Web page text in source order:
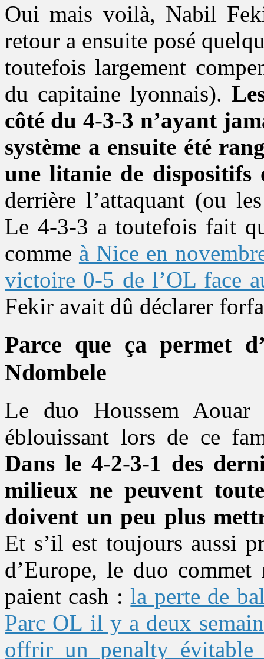
Oui mais voilà, Nabil
retour a ensuite posé
toutefois largement
du capitaine lyonnais).
côté du 4-3-3 n’ayant
système a ensuite été
une litanie de dispositifs
derrière l’attaquant (ou
Le 4-3-3 a toutefois fait
comme à Nice en
victoire 0-5 de l’OL face
Fekir avait dû déclarer
Parce que ça permet
Ndombele
Le duo Houssem
éblouissant lors de ce
Dans le 4-2-3-1 des
milieux ne peuvent
doivent un peu plus
Et s’il est toujours aussi
d’Europe, le duo
paient cash :la perte de
Parc OL il y a deux
offrir un penalty évitable